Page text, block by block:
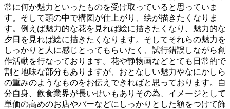
常に何か魅力といったものを受け取っていると思っていま
す。そして頭の中で構図が仕上がり、絵が描きたくなりま
す。例えば魅力的な花を見れば絵に描きたくなり、魅力的な
夕日を見れば絵に描きたくなります。そしてそれらの魅力を
しっかりと人に感じとってもらいたく、試行錯誤しながら創
作活動を行なっております。花や静物画などとても日常的で
割と地味な部分もありますが、おとなしい魅力やなにかしら
の重みのようなものをお伝えできればと思っております。自
分自身、飲食業界が長いせいもありその為、イメージとして
単価の高めのお店やバーなどにしっかりとした額をつけて飾